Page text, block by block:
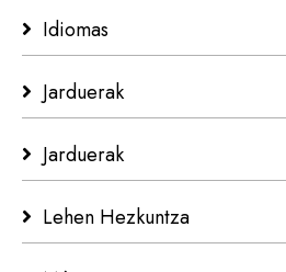
Idiomas
Jarduerak
Jarduerak
Lehen Hezkuntza